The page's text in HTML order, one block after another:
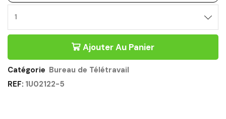
DE
PLAN
160CM
Ajouter Au Panier
Catégorie Bureau de Télétravail
REF: 1U02122-5